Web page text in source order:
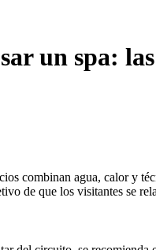
un spa:
combinan agua, calor y
de que los visitantes se